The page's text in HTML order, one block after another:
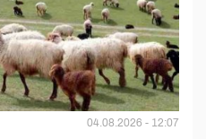
04.08.2026 - 12:07